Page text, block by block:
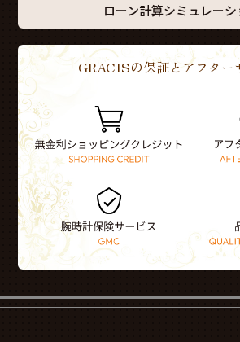
ローン計算シミュレーシ
GRACISの保証とアフター